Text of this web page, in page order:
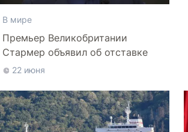
В мире
Премьер Великобритании
Стармер объявил об отставке
22 июня